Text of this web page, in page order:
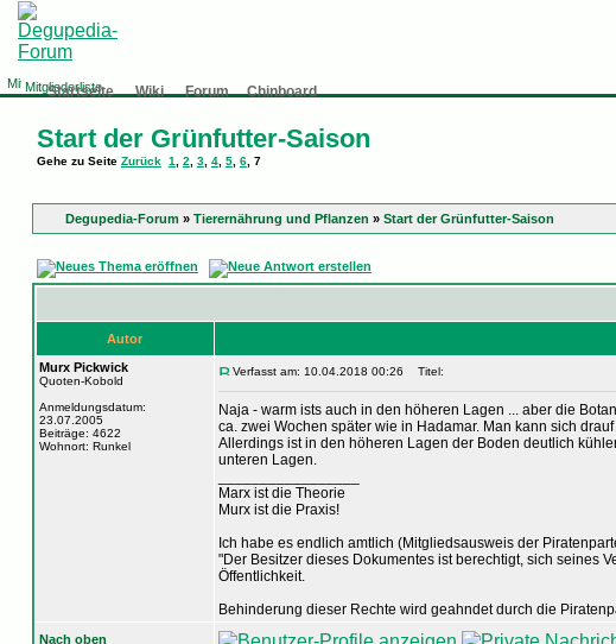
Mitgliederliste
Startseite Wiki Forum Chinboard
Start der Grünfutter-Saison
Gehe zu Seite Zurück 1 2 3, 4, 5, 6, 7
Degupedia-Forum » Tierernährung und Pflanzen » Start der Grünfutter-Saison
Autor
Murx Pickwick
Quoten-Kobold
Anmeldungsdatum:
23.07.2005
Beiträge: 4622
Wohnort: Runkel
Verfasst am: 10.04.2018 00:26 Titel:
Naja - warm ists auch in den höheren Lagen ... aber die
ca. zwei Wochen später wie in Hadamar. Man kann sich
Allerdings ist in den höheren Lagen der Boden deutlich
unteren Lagen.
Marx ist die Theorie
Murx ist die Praxis!
Ich habe es endlich amtlich (Mitgliedsausweis der
"Der Besitzer dieses Dokumentes ist berechtigt, sich seines
Öffentlichkeit.
Behinderung dieser Rechte wird geahndet durch die
Nach oben